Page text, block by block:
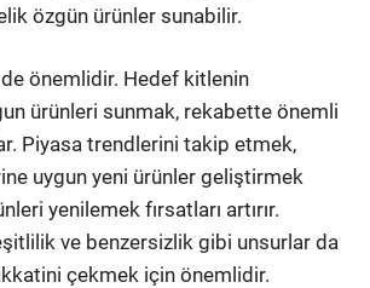
özgün ürünler sunabilir.
önemlidir. Hedef kitlenin
ürünleri sunmak, rekabette önemli
Piyasa trendlerini takip etmek,
uygun yeni ürünler geliştirmek
yenilemek fırsatları artırır.
ve benzersizlik gibi unsurlar da
çekmek için önemlidir.